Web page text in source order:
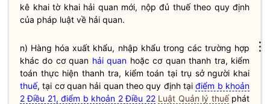
kê khai tờ khai hải quanmới, nộp đủ thuế theo quy định
của pháp luật về hải quan.
n) Hàng hóa xuất khẩu, nhập khẩu trong các trường hợp
khác do cơ quan hải quan hoặc cơ quan thanh tra, kiểm
toán thực hiện thanh tra, kiểm toán tại trụ sở người khai
thuế, tại cơ quan hải quantheo quy định tạiđiểm b khoản
2 Điều 21, điểm b khoản 2 Điều 22 Luật Quản lý thuếphát
⋮